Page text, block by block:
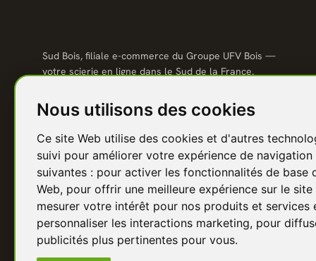
Nous utilisons des cookies
Ce site Web utilise des cookies et d'autres
suivi pour améliorer votre expérience de navigation
suivantes : pour activer les fonctionnalités de base
Web, pour offrir une meilleure expérience sur le site
mesurer votre intérêt pour nos produits et services
personnaliser les interactions marketing, pour
publicités plus pertinentes pour vous.
Sud Bois, filiale e-commerce du Groupe UFV Bois —
votre scierie en ligne dans le Sud de la France.
France.
contact@sudbois.fr
Avèze (30120) — Sud de la France
f Y P I in